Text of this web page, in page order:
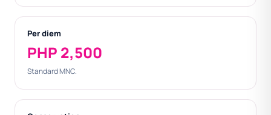
Per diem
PHP 2,500
Standard MNC.